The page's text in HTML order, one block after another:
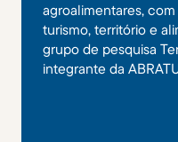
agroalimentares,
turismo, território e
grupo de pesquisa
integrante da